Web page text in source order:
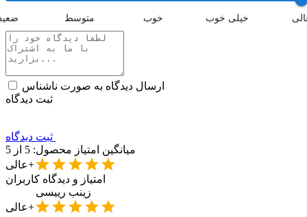
متوسط خوب خیلی خوب
ارسال دیدگاه به صورت ناشناس
ثبت دیدگاه
میانگین امتیاز محصول: 5 از 5
عالی+
امتیاز و دیدگاه کاربران
زینب رییسی
عالی+